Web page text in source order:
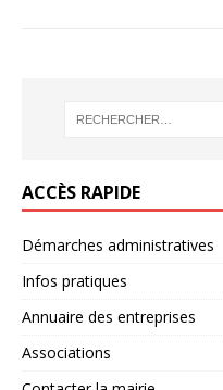
ACCÈS RAPIDE
Démarches administratives
Infos pratiques
Annuaire des entreprises
Associations